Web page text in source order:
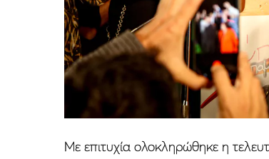
Με επιτυχία ολοκληρώθηκε η